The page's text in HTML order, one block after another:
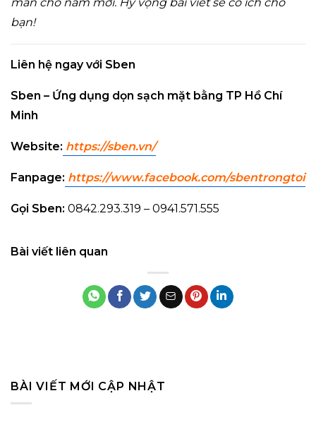
mắn cho năm mới. Hy vọng bài viết sẽ có ích cho
bạn!
Liên hệ ngay với Sben
Sben – Ứng dụng dọn sạch mặt bằng TP Hồ Chí
Minh
Website: https://sben.vn/
Fanpage: https://www.facebook.com/sbentrongtoi
Gọi Sben: 0842.293.319 – 0941.571.555
Bài viết liên quan
BÀI VIẾT MỚI CẬP NHẬT